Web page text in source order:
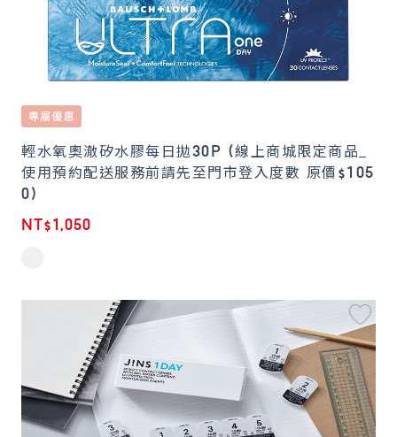
輕水氧奧澈矽水膠每日拋30P (線上商城限定商品_
使用預約配送服務前請先至門市登入度數 原價$105
0)
NT$1,050